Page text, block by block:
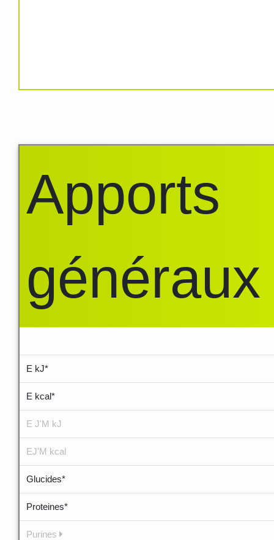
Apports
généraux
E kJ*
E kcal*
E J'M kJ
EJ'M kcal
Glucides*
Proteines*
Purines